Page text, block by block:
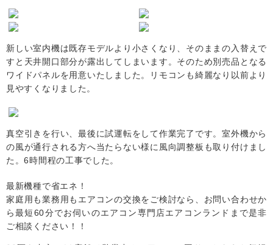
新しい室内機は既存モデルより小さくなり、そのままの入替えで
すと天井開口部分が露出してしまいます。そのため別売品となる
ワイドパネルを用意いたしました。リモコンも綺麗なり以前より
見やすくなりました。
真空引きを行い、最後に試運転をして作業完了です。室外機から
の風が通行される方へ当たらない様に風向調整板も取り付けまし
た。6時間程の工事でした。
最新機種で省エネ！
家庭用も業務用もエアコンの交換をご検討なら、お問い合わせか
ら最短60分でお伺いのエアコン専門店エアコンランドまで是非
ご相談ください！！